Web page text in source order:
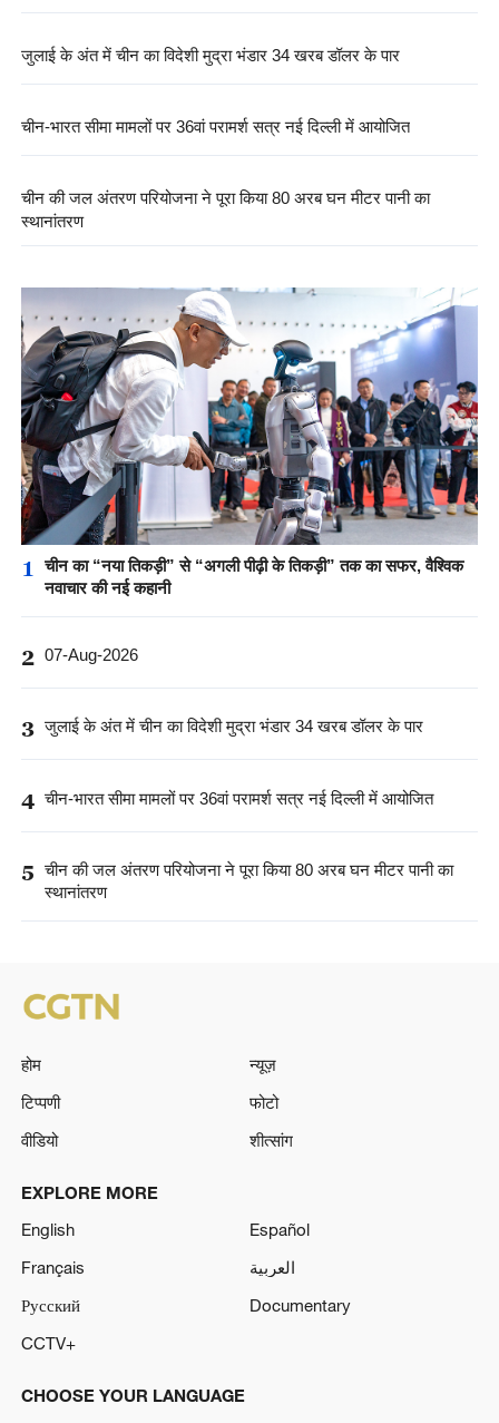
जुलाई के अंत में चीन का विदेशी मुद्रा भंडार 34 खरब डॉलर के पार
चीन-भारत सीमा मामलों पर 36वां परामर्श सत्र नई दिल्ली में आयोजित
चीन की जल अंतरण परियोजना ने पूरा किया 80 अरब घन मीटर पानी का
स्थानांतरण
1
चीन का “नया तिकड़ी” से “अगली पीढ़ी के तिकड़ी” तक का सफर, वैश्विक
नवाचार की नई कहानी
2 07-Aug-2026
3 जुलाई के अंत में चीन का विदेशी मुद्रा भंडार 34 खरब डॉलर के पार
4 चीन-भारत सीमा मामलों पर 36वां परामर्श सत्र नई दिल्ली में आयोजित
5 चीन की जल अंतरण परियोजना ने पूरा किया 80 अरब घन मीटर पानी का
स्थानांतरण
होम
न्यूज़
टिप्पणी
फोटो
वीडियो
शीत्सांग
EXPLORE MORE
English
Español
Français
العربية
Русский
Documentary
CCTV+
CHOOSE YOUR LANGUAGE